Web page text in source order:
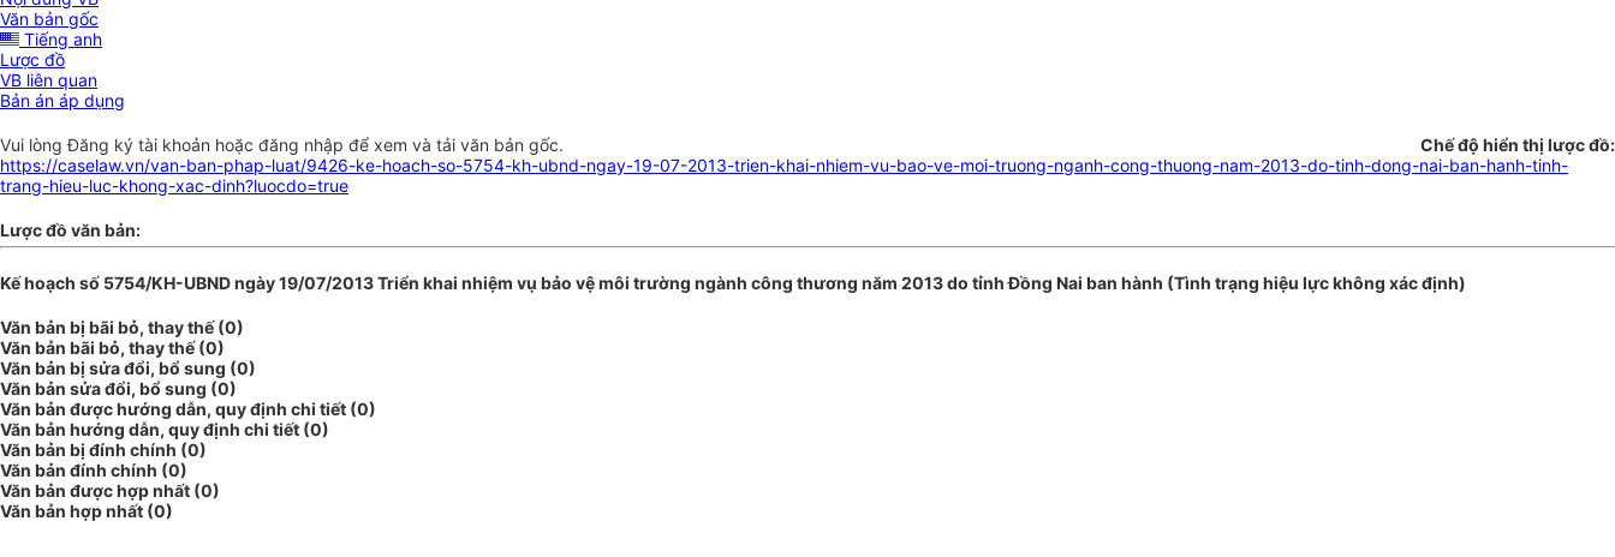
Văn bản gốc
Tiếng anh
Lược đồ
VB liên quan
Bản án áp dụng
Chế độ hiển thị lược đồ:
Vui lòngĐăng ký tài khoản hoặc đăng nhập để xem và tải văn bản gốc.
https://caselaw.vn/van-ban-phap-luat/9426-ke-hoach-so-5754-kh-ubnd-ngay-19-07-2013-trien-khai-nhiem-vu-bao-ve-moi-truong-nganh-cong-thuong-nam-2013-do-tinh-dong-nai-ban-hanh-tinh-
trang-hieu-luc-khong-xac-dinh?luocdo=true
Lược đồ văn bản:
Kế hoạch số 5754/KH-UBND ngày 19/07/2013 Triển khai nhiệm vụ bảo vệ môi trường ngành công thương năm 2013 do tỉnh Đồng Nai ban hành (Tình trạng hiệu lực không xác định)
Văn bản bị bãi bỏ, thay thế (0)
Văn bản bãi bỏ, thay thế (0)
Văn bản bị sửa đổi, bổ sung (0)
Văn bản sửa đổi, bổ sung (0)
Văn bản được hướng dẫn, quy định chi tiết (0)
Văn bản hướng dẫn, quy định chi tiết (0)
Văn bản bị đính chính (0)
Văn bản đính chính (0)
Văn bản được hợp nhất (0)
Văn bản hợp nhất (0)